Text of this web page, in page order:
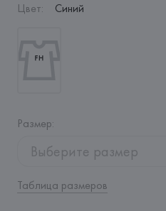
Цвет: Синий
Размер:
Выберите размер
Таблица размеров